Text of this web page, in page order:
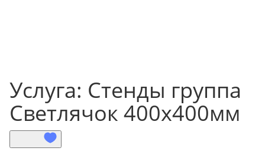
Услуга: Стенды группа
Светлячок 400х400мм